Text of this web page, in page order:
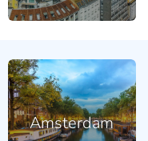
Amsterdam